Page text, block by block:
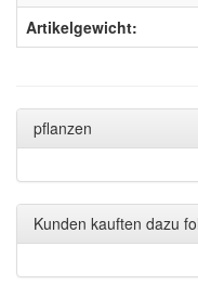
Artikelgewicht:
pflanzen
Kunden kauften dazu